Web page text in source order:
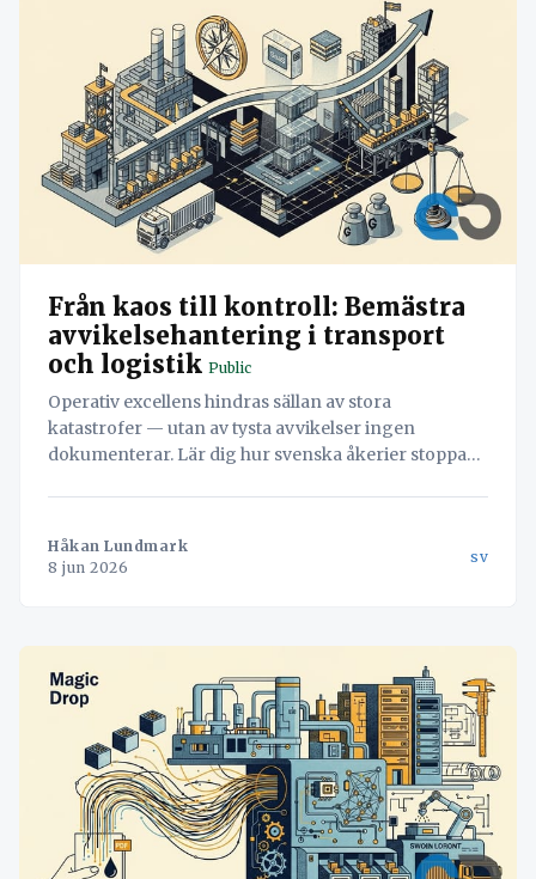
Från kaos till kontroll: Bemästra
avvikelsehantering i transport
och logistik Public
Operativ excellens hindras sällan av stora
katastrofer — utan av tysta avvikelser ingen
dokumenterar. Lär dig hur svenska åkerier stoppar
direkt i arbetsflödet.
Håkan Lundmark
8 jun 2026
sv